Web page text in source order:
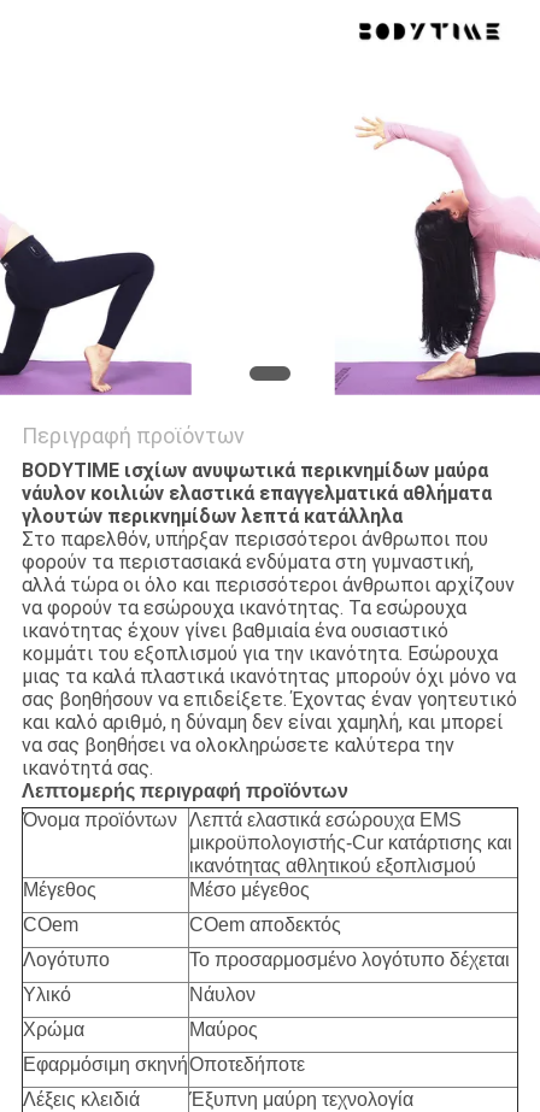
Περιγραφή προϊόντων
BODYTIME ισχίων ανυψωτικά περικνημίδων μαύρα
νάυλον κοιλιών ελαστικά επαγγελματικά αθλήματα
γλουτών περικνημίδων λεπτά κατάλληλα
Στο παρελθόν, υπήρξαν περισσότεροι άνθρωποι που
φορούν τα περιστασιακά ενδύματα στη γυμναστική,
αλλά τώρα οι όλο και περισσότεροι άνθρωποι αρχίζουν
να φορούν τα εσώρουχα ικανότητας. Τα εσώρουχα
ικανότητας έχουν γίνει βαθμιαία ένα ουσιαστικό
κομμάτι του εξοπλισμού για την ικανότητα. Εσώρουχα
μιας τα καλά πλαστικά ικανότητας μπορούν όχι μόνο να
σας βοηθήσουν να επιδείξετε. Έχοντας έναν γοητευτικό
και καλό αριθμό, η δύναμη δεν είναι χαμηλή, και μπορεί
να σας βοηθήσει να ολοκληρώσετε καλύτερα την
ικανότητά σας.
Λεπτομερής περιγραφή προϊόντων
Όνομα προϊόντων Λεπτά ελαστικά εσώρουχα EMS
μικροϋπολογιστής-Cur κατάρτισης και
ικανότητας αθλητικού εξοπλισμού
Μέγεθος
Μέσο μέγεθος
COem
COem αποδεκτός
Λογότυπο
Το προσαρμοσμένο λογότυπο δέχεται
Υλικό
Νάυλον
Χρώμα
Μαύρος
Εφαρμόσιμη σκηνήΟποτεδήποτε
Λέξεις κλειδιά
Έξυπνη μαύρη τεχνολογία